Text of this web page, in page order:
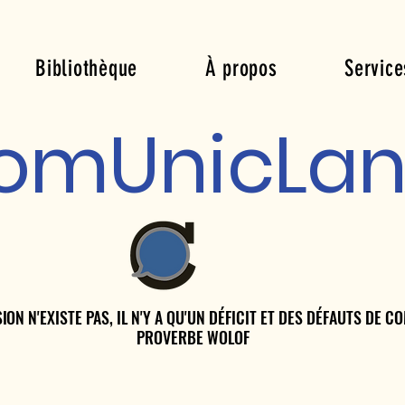
Unic
Bibliothèque À propos
N'EXISTE PAS, IL N'Y A QU'UN DÉFICIT ET DES DÉFAUTS DE
PROVERBE WOLOF
N'EXISTE PAS, IL N'Y A QU'UN DÉFICIT ET DES DÉFAUTS DE
PROVERBE WOLOF